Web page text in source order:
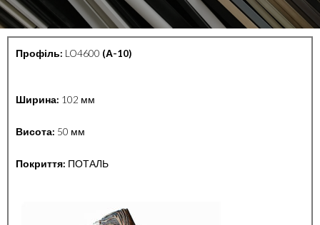
Профіль: LO4600 (А-10)
Ширина: 102 мм
Висота: 50 мм
Покриття: ПОТАЛЬ